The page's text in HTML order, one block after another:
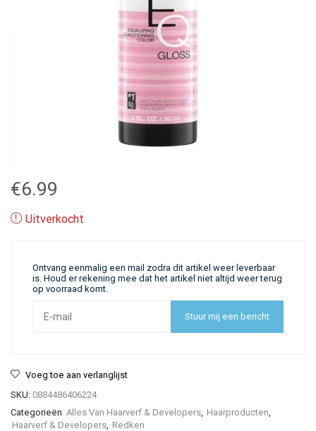
€6.99
Uitverkocht
Ontvang eenmalig een mail zodra dit artikel weer leverbaar
is. Houd er rekening mee dat het artikel niet altijd weer terug
op voorraad komt.
Stuur mij een bericht
Voeg toe aan verlanglijst
SKU: 0884486406224
Categorieën Alles Van Haarverf & Developers Haarproducten
Haarverf & Developers Redken